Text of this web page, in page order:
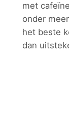
met
onder
het beste
dan